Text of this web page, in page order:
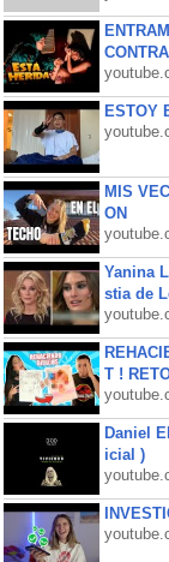
ESTOY
MIS
ON
Yanina
stia de
T !
Daniel
icial )